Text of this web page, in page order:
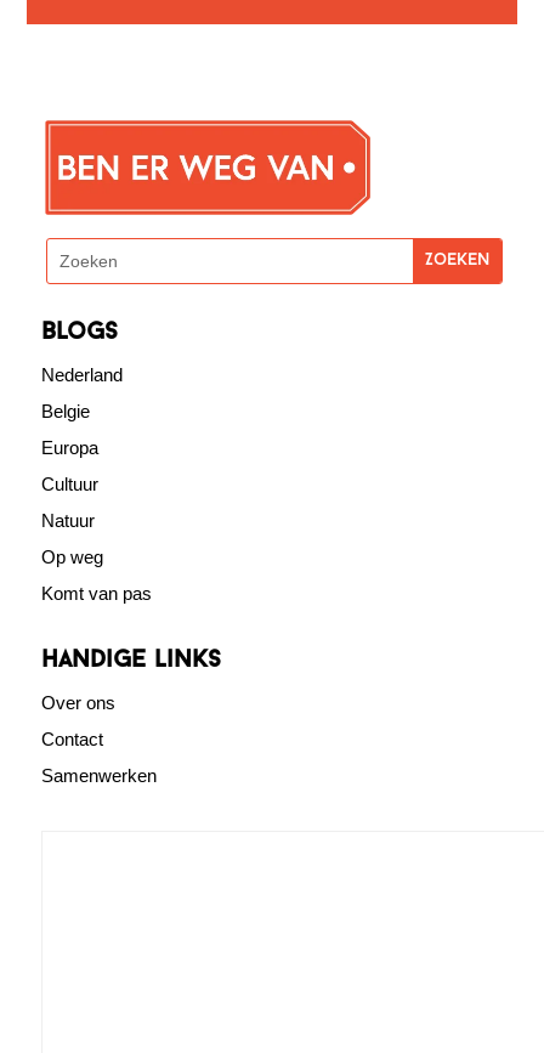
blogs
Nederland
Belgie
Europa
Cultuur
Natuur
Op weg
Komt van pas
Handige links
Over ons
Contact
Samenwerken